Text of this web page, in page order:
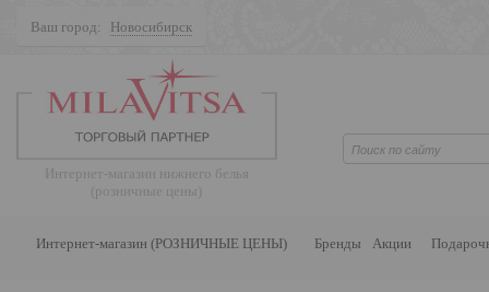
Ваш город: Новосибирск
Интернет-магазин нижнего белья
(розничные цены)
Интернет-магазин (РОЗНИЧНЫЕ ЦЕНЫ) Бренды Акции